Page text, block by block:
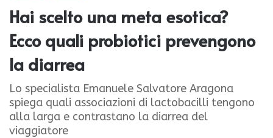
Hai scelto una meta esotica?
Ecco quali probiotici prevengono
la diarrea
Lo specialista Emanuele Salvatore Aragona
spiega quali associazioni di lactobacilli tengono
alla larga e contrastano la diarrea del
viaggiatore